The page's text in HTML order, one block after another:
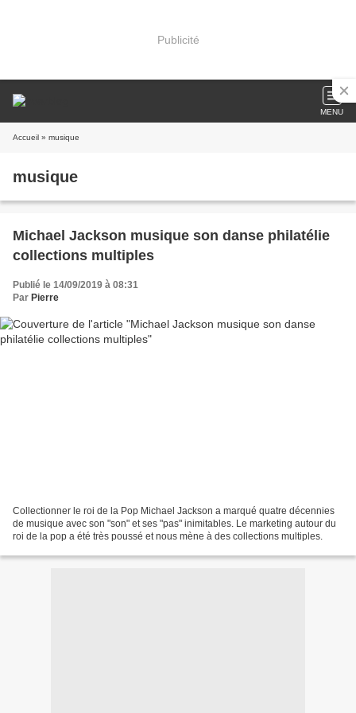
Publicité
MENU
Accueil » musique
musique
Michael Jackson musique son danse philatélie
collections multiples
Publié le 14/09/2019 à 08:31
Par Pierre
Collectionner le roi de la Pop Michael Jackson a marqué quatre décennies
de musique avec son "son" et ses "pas" inimitables. Le marketing autour du
roi de la pop a été très poussé et nous mène à des collections multiples.